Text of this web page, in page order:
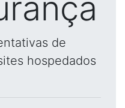
de
hospedados